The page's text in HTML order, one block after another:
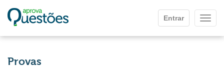
Entrar
Provas